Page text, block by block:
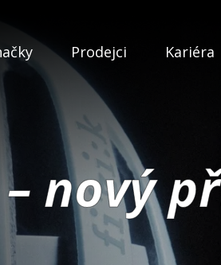
Prodejci Kariéra
nový